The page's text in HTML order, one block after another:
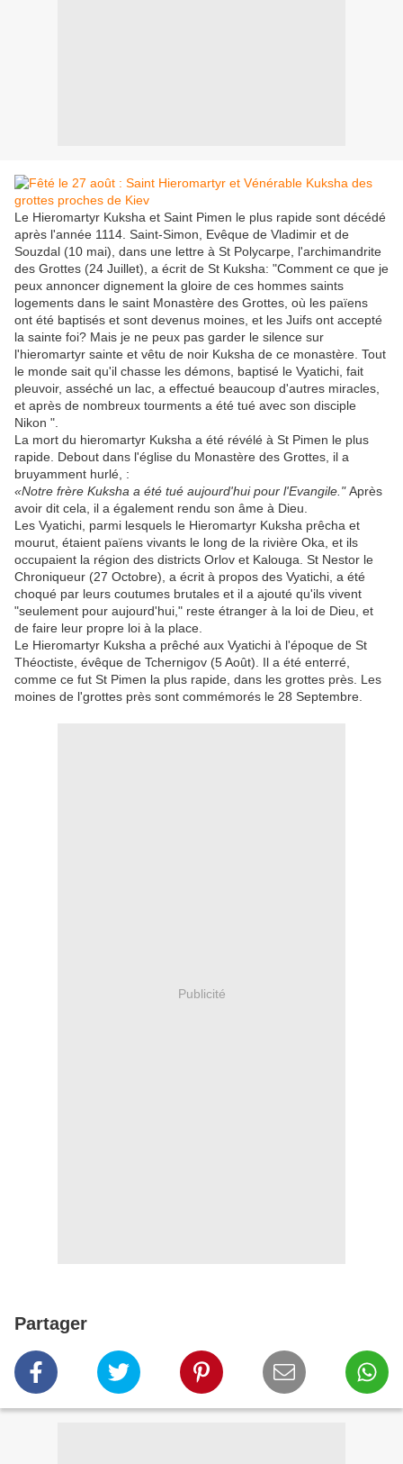
Le Hieromartyr Kuksha et Saint Pimen le plus rapide sont décédé
après l'année 1114. Saint-Simon, Evêque de Vladimir et de
Souzdal (10 mai), dans une lettre à St Polycarpe, l'archimandrite
des Grottes (24 Juillet), a écrit de St Kuksha: "Comment ce que je
peux annoncer dignement la gloire de ces hommes saints
logements dans le saint Monastère des Grottes, où les païens
ont été baptisés et sont devenus moines, et les Juifs ont accepté
la sainte foi? Mais je ne peux pas garder le silence sur
l'hieromartyr sainte et vêtu de noir Kuksha de ce monastère. Tout
le monde sait qu'il chasse les démons, baptisé le Vyatichi, fait
pleuvoir, asséché un lac, a effectué beaucoup d'autres miracles,
et après de nombreux tourments a été tué avec son disciple
Nikon ".
La mort du hieromartyr Kuksha a été révélé à St Pimen le plus
rapide. Debout dans l'église du Monastère des Grottes, il a
bruyamment hurlé, :
«Notre frère Kuksha a été tué aujourd'hui pour l'Evangile."Après
avoir dit cela, il a également rendu son âme à Dieu.
Les Vyatichi, parmi lesquels le Hieromartyr Kuksha prêcha et
mourut, étaient païens vivants le long de la rivière Oka, et ils
occupaient la région des districts Orlov et Kalouga. St Nestor le
Chroniqueur (27 Octobre), a écrit à propos des Vyatichi, a été
choqué par leurs coutumes brutales et il a ajouté qu'ils vivent
"seulement pour aujourd'hui," reste étranger à la loi de Dieu, et
de faire leur propre loi à la place.
Le Hieromartyr Kuksha a prêché aux Vyatichi à l'époque de St
Théoctiste, évêque de Tchernigov (5 Août). Il a été enterré,
comme ce fut St Pimen la plus rapide, dans les grottes près. Les
moines de l'grottes près sont commémorés le 28 Septembre.
Publicité
Partager